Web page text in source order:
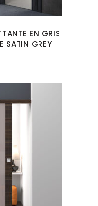
EN GRIS
SATIN GREY